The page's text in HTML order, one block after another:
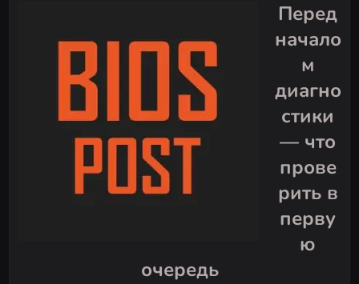
Перед
начало
м
диагно
стики
— что
прове
рить в
перву
ю
очередь